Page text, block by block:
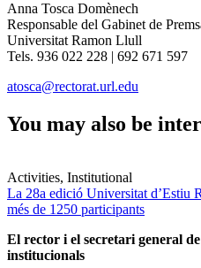
Anna Tosca Domènech
Responsable del Gabinet de
Universitat Ramon Llull
Tels. 936 022 228 | 692 671 597
atosca@rectorat.url.edu
You may also be
Activities, Institutional
La 28a edició Universitat d’Estiu
més de 1250 participants
El rector i el secretari general
institucionals